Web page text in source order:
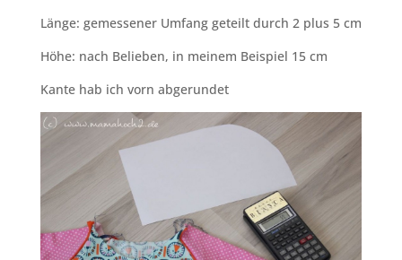
Länge: gemessener Umfang geteilt durch 2 plus 5 cm
Höhe: nach Belieben, in meinem Beispiel 15 cm
Kante hab ich vorn abgerundet